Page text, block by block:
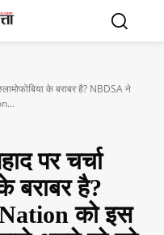
के बराबर है? NBDSA ने
पर चर्चा
बराबर है?
को इस